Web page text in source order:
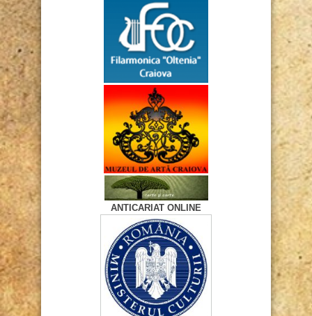
ANTICARIAT ONLINE